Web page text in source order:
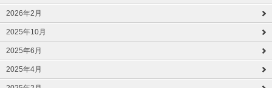
2026年2月
2025年10月
2025年6月
2025年4月